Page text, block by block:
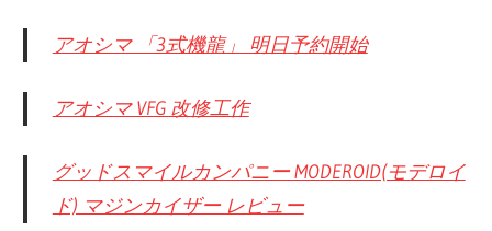
アオシマ 「3式機龍」 明日予約開始
アオシマ VFG 改修工作
グッドスマイルカンパニー MODEROID(モデロイ
ド) マジンカイザー レビュー